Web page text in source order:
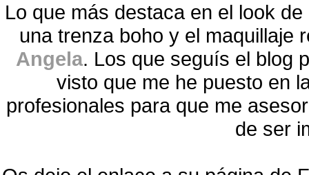
Lo que más destaca en el look
una trenza boho y el maquillaje
Angela. Los que seguís el blog
visto que me he puesto en
profesionales para que me
de ser